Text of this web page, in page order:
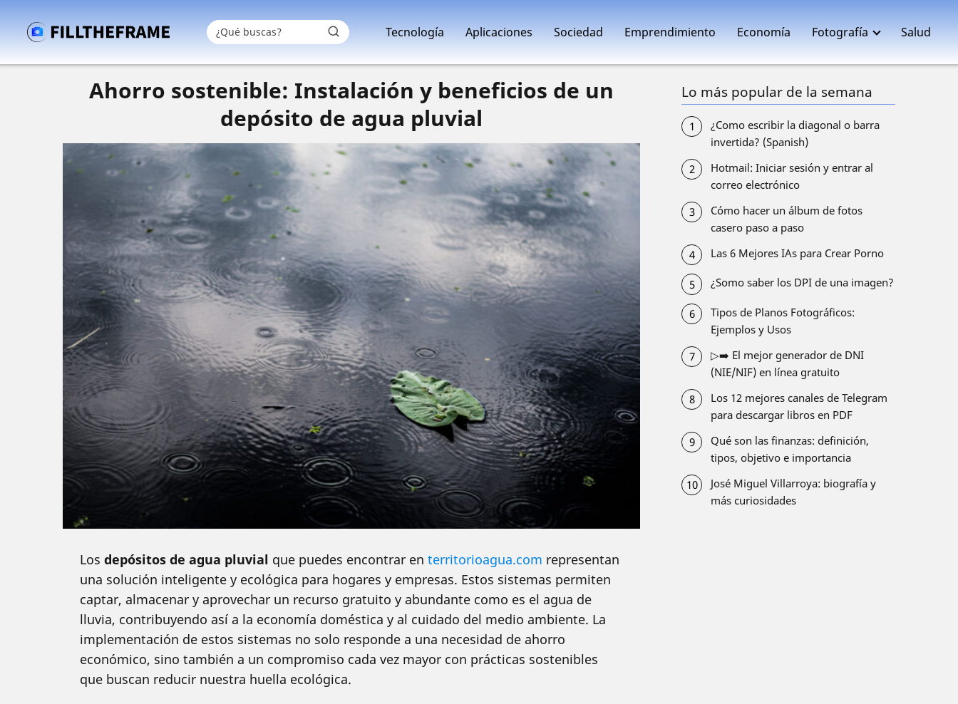
Tecnología Aplicaciones Sociedad Emprendimiento Economía Fotografía Salud
Ahorro sostenible: Instalación y beneficios de un
depósito de agua pluvial
Los depósitos de agua pluvial que puedes encontrar en territorioagua.com representan
una solución inteligente y ecológica para hogares y empresas. Estos sistemas permiten
captar, almacenar y aprovechar un recurso gratuito y abundante como es el agua de
lluvia, contribuyendo así a la economía doméstica y al cuidado del medio ambiente. La
implementación de estos sistemas no solo responde a una necesidad de ahorro
económico, sino también a un compromiso cada vez mayor con prácticas sostenibles
que buscan reducir nuestra huella ecológica.
Lo más popular de la semana
¿Como escribir la diagonal o barra
invertida? (Spanish)
Hotmail: Iniciar sesión y entrar al
correo electrónico
Cómo hacer un álbum de fotos
casero paso a paso
Las 6 Mejores IAs para Crear Porno
¿Somo saber los DPI de una imagen?
Tipos de Planos Fotográficos:
Ejemplos y Usos
▷➡️ El mejor generador de DNI
(NIE/NIF) en línea gratuito
Los 12 mejores canales de Telegram
para descargar libros en PDF
Qué son las finanzas: definición,
tipos, objetivo e importancia
José Miguel Villarroya: biografía y
más curiosidades